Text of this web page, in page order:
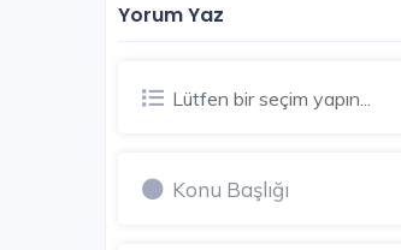
Yorum Yaz
Lütfen bir seçim yapın...
SATIŞI TAMAMLANDI